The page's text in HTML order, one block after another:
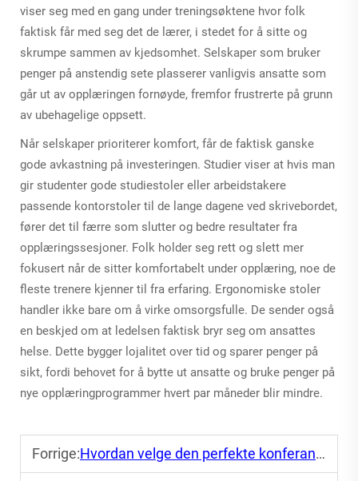
viser seg med en gang under treningsøktene hvor folk
faktisk får med seg det de lærer, i stedet for å sitte og
skrumpe sammen av kjedsomhet. Selskaper som bruker
penger på anstendig sete plasserer vanligvis ansatte som
går ut av opplæringen fornøyde, fremfor frustrerte på grunn
av ubehagelige oppsett.
Når selskaper prioriterer komfort, får de faktisk ganske
gode avkastning på investeringen. Studier viser at hvis man
gir studenter gode studiestoler eller arbeidstakere
passende kontorstoler til de lange dagene ved skrivebordet,
fører det til færre som slutter og bedre resultater fra
opplæringssesjoner. Folk holder seg rett og slett mer
fokusert når de sitter komfortabelt under opplæring, noe de
fleste trenere kjenner til fra erfaring. Ergonomiske stoler
handler ikke bare om å virke omsorgsfulle. De sender også
en beskjed om at ledelsen faktisk bryr seg om ansattes
helse. Dette bygger lojalitet over tid og sparer penger på
sikt, fordi behovet for å bytte ut ansatte og bruke penger på
nye opplæringprogrammer hvert par måneder blir mindre.
Forrige:Hvordan velge den perfekte konferanseat for møtene dine